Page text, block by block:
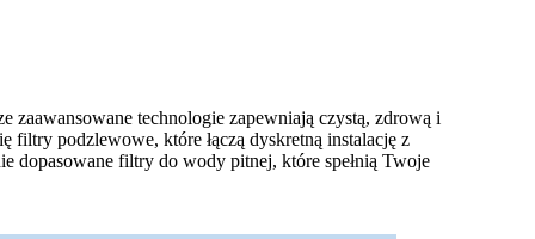
technologie zapewniają czystą, zdrową i
filtry podzlewowe, które łączą dyskretną instalację z
dopasowane filtry do wody pitnej, które spełnią Twoje